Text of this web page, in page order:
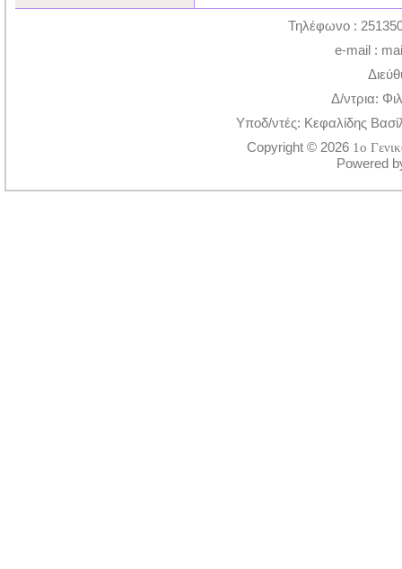
Τηλέφωνο :
e-mail :
Δ/ντρια:
Υποδ/ντές: Κεφαλίδης
Copyright © 2026 1ο
Powered